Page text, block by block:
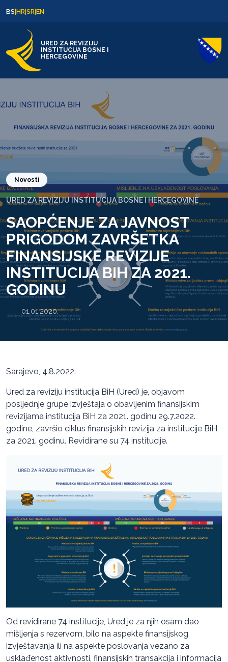
BS|HR|SR|EN
URED ZA REVIZIJU
INSTITUCIJA BOSNE I
HERCEGOVINE
Novosti
URED ZA REVIZIJU INSTITUCIJA BOSNE I HERCEGOVINE
SAOPĆENJE ZA JAVNOST
PRIGODOM ZAVRŠETKA
FINANSIJSKE REVIZIJE
INSTITUCIJA BIH ZA 2021.
GODINU
01.01.2020.
Sarajevo, 4.8.2022.
Ured za reviziju institucija BiH (Ured) je, objavom
posljednje grupe izvještaja o obavljenim finansijskim
revizijama institucija BiH za 2021. godinu 29.7.2022.
godine, završio ciklus finansijskih revizija za institucije BiH
za 2021. godinu. Revidirane su 74 institucije.
Od revidirane 74 institucije, Ured je za njih osam dao
mišljenja s rezervom, bilo na aspekte finansijskog
izvještavanja ili na aspekte poslovanja vezano za
usklađenost aktivnosti, finansijskih transakcija i informacija